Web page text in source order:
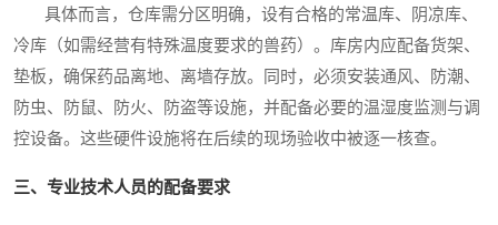
具体而言，仓库需分区明确，设有合格的常温库、阴凉库、
冷库（如需经营有特殊温度要求的兽药）。库房内应配备货架、
垫板，确保药品离地、离墙存放。同时，必须安装通风、防潮、
防虫、防鼠、防火、防盗等设施，并配备必要的温湿度监测与调
控设备。这些硬件设施将在后续的现场验收中被逐一核查。
三、专业技术人员的配备要求